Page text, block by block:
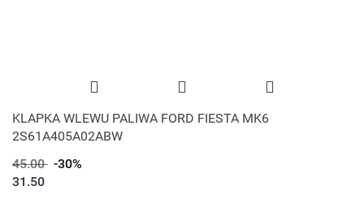
KLAPKA WLEWU PALIWA FORD FIESTA MK6
2S61A405A02ABW
45.00 -30%
31.50